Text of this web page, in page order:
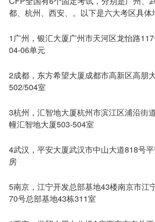
都、杭州、西安、。以下是六大考区具体
1广州，银汇大厦广州市天河区龙怡路
04-06单元
2成都，东方希望大厦成都市高新区高朋
502/504室
3杭州，汇智地大厦杭州市滨江区浦沿街
幢汇智地大厦503-504室
4武汉，平安大厦武汉市中山大道818号
房
5南京，江宁开发总部基地43楼南京市江
70号总部基地43栋311室